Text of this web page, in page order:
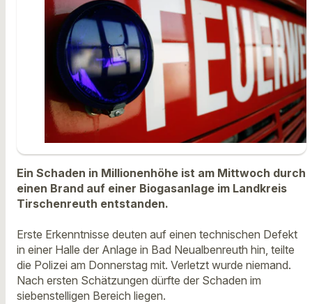
Ein Schaden in Millionenhöhe ist am Mittwoch durch
einen Brand auf einer Biogasanlage im Landkreis
Tirschenreuth entstanden.
Erste Erkenntnisse deuten auf einen technischen Defekt
in einer Halle der Anlage in Bad Neualbenreuth hin, teilte
die Polizei am Donnerstag mit. Verletzt wurde niemand.
Nach ersten Schätzungen dürfte der Schaden im
siebenstelligen Bereich liegen.